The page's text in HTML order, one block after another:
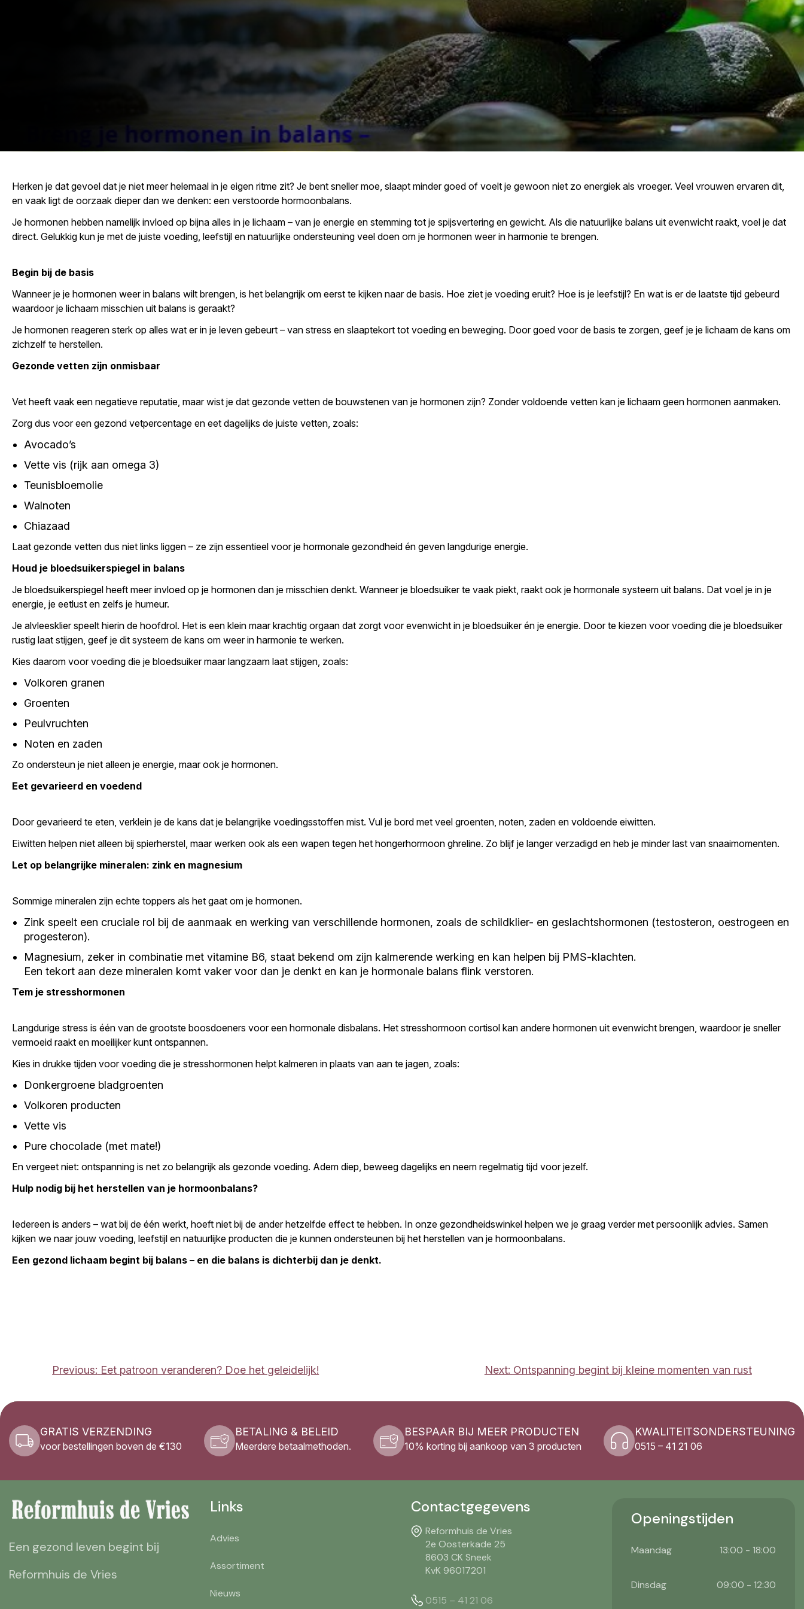
Herken je dat gevoel dat je niet meer helemaal in je eigen ritme zit? Je bent sneller moe, slaapt minder goed of voelt je gewoon niet zo energiek als vroeger. Veel vrouwen ervaren dit,
en vaak ligt de oorzaak dieper dan we denken: een verstoorde hormoonbalans.
Je hormonen hebben namelijk invloed op bijna alles in je lichaam – van je energie en stemming tot je spijsvertering en gewicht. Als die natuurlijke balans uit evenwicht raakt, voel je dat
direct. Gelukkig kun je met de juiste voeding, leefstijl en natuurlijke ondersteuning veel doen om je hormonen weer in harmonie te brengen.
Begin bij de basis
Wanneer je je hormonen weer in balans wilt brengen, is het belangrijk om eerst te kijken naar de basis. Hoe ziet je voeding eruit? Hoe is je leefstijl? En wat is er de laatste tijd gebeurd
waardoor je lichaam misschien uit balans is geraakt?
Je hormonen reageren sterk op alles wat er in je leven gebeurt – van stress en slaaptekort tot voeding en beweging. Door goed voor de basis te zorgen, geef je je lichaam de kans om
zichzelf te herstellen.
Gezonde vetten zijn onmisbaar
Vet heeft vaak een negatieve reputatie, maar wist je dat gezonde vetten de bouwstenen van je hormonen zijn? Zonder voldoende vetten kan je lichaam geen hormonen aanmaken.
Zorg dus voor een gezond vetpercentage en eet dagelijks de juiste vetten, zoals:
Avocado’s
Vette vis (rijk aan omega 3)
Teunisbloemolie
Walnoten
Chiazaad
Laat gezonde vetten dus niet links liggen – ze zijn essentieel voor je hormonale gezondheid én geven langdurige energie.
Houd je bloedsuikerspiegel in balans
Je bloedsuikerspiegel heeft meer invloed op je hormonen dan je misschien denkt. Wanneer je bloedsuiker te vaak piekt, raakt ook je hormonale systeem uit balans. Dat voel je in je
energie, je eetlust en zelfs je humeur.
Je alvleesklier speelt hierin de hoofdrol. Het is een klein maar krachtig orgaan dat zorgt voor evenwicht in je bloedsuiker én je energie. Door te kiezen voor voeding die je bloedsuiker
rustig laat stijgen, geef je dit systeem de kans om weer in harmonie te werken.
Kies daarom voor voeding die je bloedsuiker maar langzaam laat stijgen, zoals:
Volkoren granen
Groenten
Peulvruchten
Noten en zaden
Zo ondersteun je niet alleen je energie, maar ook je hormonen.
Eet gevarieerd en voedend
Door gevarieerd te eten, verklein je de kans dat je belangrijke voedingsstoffen mist. Vul je bord met veel groenten, noten, zaden en voldoende eiwitten.
Eiwitten helpen niet alleen bij spierherstel, maar werken ook als een wapen tegen het hongerhormoon ghreline. Zo blijf je langer verzadigd en heb je minder last van snaaimomenten.
Let op belangrijke mineralen: zink en magnesium
Sommige mineralen zijn echte toppers als het gaat om je hormonen.
Zink speelt een cruciale rol bij de aanmaak en werking van verschillende hormonen, zoals de schildklier- en geslachtshormonen (testosteron, oestrogeen en
progesteron).
Magnesium, zeker in combinatie met vitamine B6, staat bekend om zijn kalmerende werking en kan helpen bij PMS-klachten.
Een tekort aan deze mineralen komt vaker voor dan je denkt en kan je hormonale balans flink verstoren.
Tem je stresshormonen
Langdurige stress is één van de grootste boosdoeners voor een hormonale disbalans. Het stresshormoon cortisol kan andere hormonen uit evenwicht brengen, waardoor je sneller
vermoeid raakt en moeilijker kunt ontspannen.
Kies in drukke tijden voor voeding die je stresshormonen helpt kalmeren in plaats van aan te jagen, zoals:
Donkergroene bladgroenten
Volkoren producten
Vette vis
Pure chocolade (met mate!)
En vergeet niet: ontspanning is net zo belangrijk als gezonde voeding. Adem diep, beweeg dagelijks en neem regelmatig tijd voor jezelf.
Hulp nodig bij het herstellen van je hormoonbalans?
Iedereen is anders – wat bij de één werkt, hoeft niet bij de ander hetzelfde effect te hebben. In onze gezondheidswinkel helpen we je graag verder met persoonlijk advies. Samen
kijken we naar jouw voeding, leefstijl en natuurlijke producten die je kunnen ondersteunen bij het herstellen van je hormoonbalans.
Een gezond lichaam begint bij balans – en die balans is dichterbij dan je denkt.
BERICHT
NAVIGATIE
Previous: Eet patroon veranderen? Doe het geleidelijk! Next: Ontspanning begint bij kleine momenten van rust
GRATIS VERZENDING
voor bestellingen boven de €130
BETALING & BELEID
Meerdere betaalmethoden.
BESPAAR BIJ MEER PRODUCTEN
10% korting bij aankoop van 3 producten
KWALITEITSONDERSTEUNING
0515 – 41 21 06
Een gezond leven begint bij
Reformhuis de Vries
Links
Advies
Assortiment
Nieuws
Contactgegevens
Reformhuis de Vries
2e Oosterkade 25
8603 CK Sneek
KvK 96017201
0515 – 41 21 06
Openingstijden
Maandag 13:00 - 18:00
Dinsdag 09:00 - 12:30